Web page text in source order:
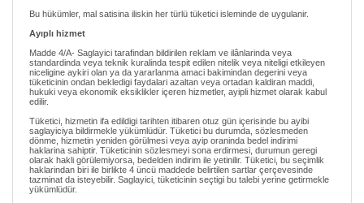
Bu hükümler, mal satisina iliskin her türlü tüketici isleminde de uygulanir.
Ayıplı hizmet
Madde 4/A- Saglayici tarafindan bildirilen reklam ve ilânlarinda veya
standardinda veya teknik kuralinda tespit edilen nitelik veya niteligi etkileyen
niceligine aykiri olan ya da yararlanma amaci bakimindan degerini veya
tüketicinin ondan bekledigi faydalari azaltan veya ortadan kaldiran maddi,
hukuki veya ekonomik eksiklikler içeren hizmetler, ayipli hizmet olarak kabul
edilir.
Tüketici, hizmetin ifa edildigi tarihten itibaren otuz gün içerisinde bu ayibi
saglayiciya bildirmekle yükümlüdür. Tüketici bu durumda, sözlesmeden
dönme, hizmetin yeniden görülmesi veya ayip oraninda bedel indirimi
haklarina sahiptir. Tüketicinin sözlesmeyi sona erdirmesi, durumun geregi
olarak hakli görülemiyorsa, bedelden indirim ile yetinilir. Tüketici, bu seçimlik
haklarindan biri ile birlikte 4 üncü maddede belirtilen sartlar çerçevesinde
tazminat da isteyebilir. Saglayici, tüketicinin seçtigi bu talebi yerine getirmekle
yükümlüdür.